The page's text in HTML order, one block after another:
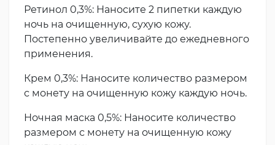
Ретинол 0,3%: Наносите 2 пипетки каждую
ночь на очищенную, сухую кожу.
Постепенно увеличивайте до ежедневного
применения.
Крем 0,3%: Наносите количество размером
с монету на очищенную кожу каждую ночь.
Ночная маска 0,5%: Наносите количество
размером с монету на очищенную кожу